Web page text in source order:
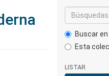
Buscar
Esta
LISTAR